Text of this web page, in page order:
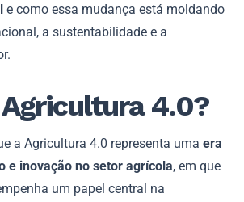
e como essa mudança está moldando
a sustentabilidade e a
Agricultura 4.0?
a Agricultura 4.0 representa uma era
e inovação no setor agrícola, em que
um papel central na